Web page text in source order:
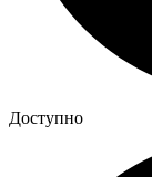
Доступно